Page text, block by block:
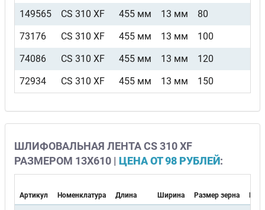
149565
CS 310 XF 455 мм 13 мм 80
73176
CS 310 XF 455 мм 13 мм 100
74086
CS 310 XF 455 мм 13 мм 120
72934
CS 310 XF 455 мм 13 мм 150
ШЛИФОВАЛЬНАЯ ЛЕНТА CS 310 XF
РАЗМЕРОМ 13Х610 | ЦЕНА ОТ 98 РУБЛЕЙ:
Артикул Номенклатура Длина Ширина Размер зерна